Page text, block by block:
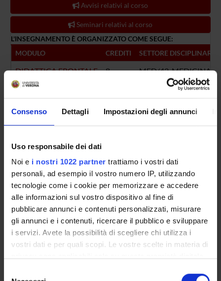
Consenso Dettagli Impostazioni degli annunci
Uso responsabile dei dati
Noi e i nostri 1022 partner trattiamo i vostri dati
personali, ad esempio il vostro numero IP, utilizzando
tecnologie come i cookie per memorizzare e accedere
alle informazioni sul vostro dispositivo al fine di
pubblicare annunci e contenuti personalizzati, misurare
gli annunci e i contenuti, ricercare il pubblico e sviluppare
i servizi. Avete la possibilità di scegliere chi utilizza i
vostri dati e per quali scopi. Le vostre scelte in materia di
Avvisi relativi al corso
Seminari relativi al corso
L'INSEGNAMENTO È ORGANIZZATO COME SEGUE:
MODULO
CREDITI SETTORE DISCIPLINARE
DIDATTICA FRONTALE 8 MED/43-MEDICINA
Presentazione
Come iscriversi e Requisiti di ammissione
Piani didattici
Bacheca avvisi
Organi collegiali e di governo